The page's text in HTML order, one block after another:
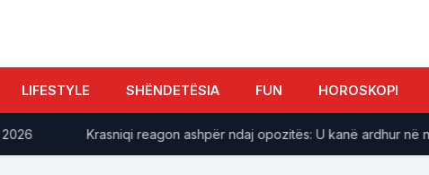
LIFESTYLE SHËNDETËSIA FUN HOROSKOPI
​Krasniqi reagon ashpër ndaj opozitës: U kanë ardhur në